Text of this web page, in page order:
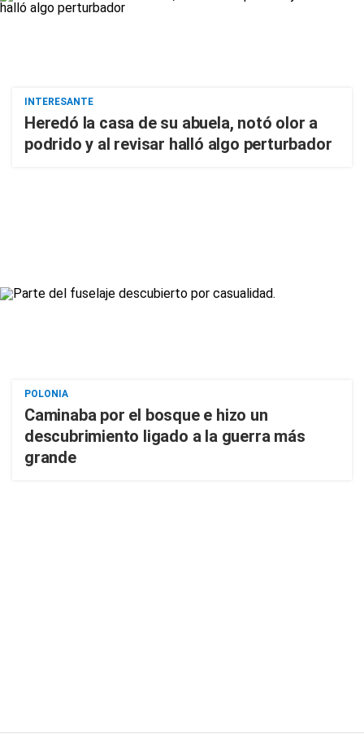
INTERESANTE
Heredó la casa de su abuela, notó olor a
podrido y al revisar halló algo perturbador
POLONIA
Caminaba por el bosque e hizo un
descubrimiento ligado a la guerra más
grande